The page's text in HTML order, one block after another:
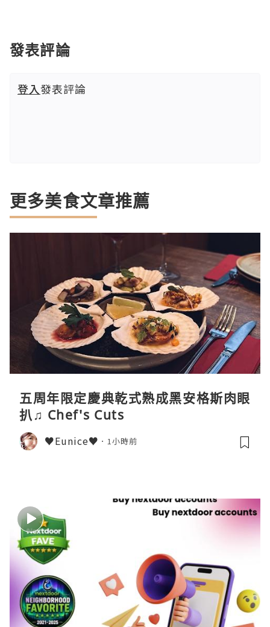
發表評論
登入發表評論
更多美食文章推薦
五周年限定慶典乾式熟成黑安格斯肉眼
扒♫ Chef's Cuts
♥Eunice♥ 1小時前